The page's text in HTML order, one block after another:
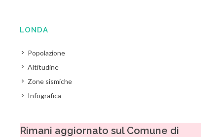
LONDA
Popolazione
Altitudine
Zone sismiche
Infografica
Rimani aggiornato sul Comune di